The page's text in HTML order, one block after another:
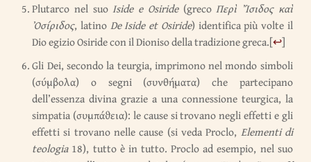
Plutarco nel suoIside e Osiride (grecoΠερὶ Ἴσιδος καὶ
Ὀσίριδος, latinoDe Iside et Osiride) identifica più volte il
Dio egizio Osiride con il Dioniso della tradizione greca.[↩]
Gli Dei, secondo la teurgia, imprimono nel mondo simboli
(σύμβολα) o segni (συνθήματα) che partecipano
dell’essenza divina grazie a una connessione teurgica, la
simpatia (συμπάϑεια): le cause si trovano negli effetti e gli
effetti si trovano nelle cause (si veda Proclo, Elementi di
teologia 18), tutto è in tutto. Proclo ad esempio, nel suo